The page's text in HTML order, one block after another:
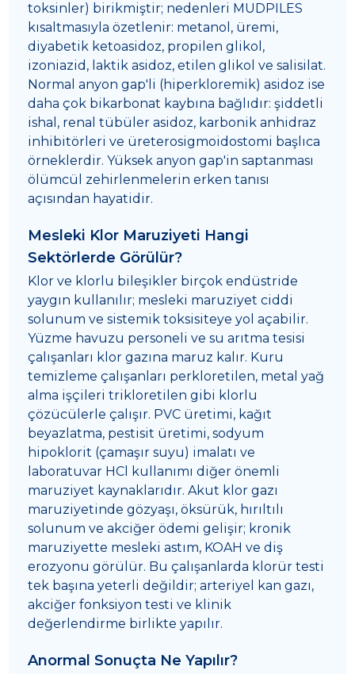
toksinler) birikmiştir; nedenleri MUDPILES
kısaltmasıyla özetlenir: metanol, üremi,
diyabetik ketoasidoz, propilen glikol,
izoniazid, laktik asidoz, etilen glikol ve salisilat.
Normal anyon gap'li (hiperkloremik) asidoz ise
daha çok bikarbonat kaybına bağlıdır: şiddetli
ishal, renal tübüler asidoz, karbonik anhidraz
inhibitörleri ve üreterosigmoidostomi başlıca
örneklerdir. Yüksek anyon gap'in saptanması
ölümcül zehirlenmelerin erken tanısı
açısından hayatidir.
Mesleki Klor Maruziyeti Hangi
Sektörlerde Görülür?
Klor ve klorlu bileşikler birçok endüstride
yaygın kullanılır; mesleki maruziyet ciddi
solunum ve sistemik toksisiteye yol açabilir.
Yüzme havuzu personeli ve su arıtma tesisi
çalışanları klor gazına maruz kalır. Kuru
temizleme çalışanları perkloretilen, metal yağ
alma işçileri trikloretilen gibi klorlu
çözücülerle çalışır. PVC üretimi, kağıt
beyazlatma, pestisit üretimi, sodyum
hipoklorit (çamaşır suyu) imalatı ve
laboratuvar HCl kullanımı diğer önemli
maruziyet kaynaklarıdır. Akut klor gazı
maruziyetinde gözyaşı, öksürük, hırıltılı
solunum ve akciğer ödemi gelişir; kronik
maruziyette mesleki astım, KOAH ve diş
erozyonu görülür. Bu çalışanlarda klorür testi
tek başına yeterli değildir; arteriyel kan gazı,
akciğer fonksiyon testi ve klinik
değerlendirme birlikte yapılır.
Anormal Sonuçta Ne Yapılır?